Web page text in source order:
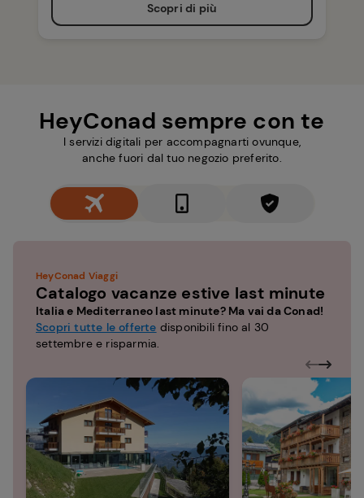
Scopri di più
HeyConad sempre con te
I servizi digitali per accompagnarti ovunque,
anche fuori dal tuo negozio preferito.
HeyConad Viaggi
Catalogo vacanze estive last minute
Italia e Mediterraneo last minute? Ma vai da Conad!
Scopri tutte le offerte disponibili fino al 30
settembre e risparmia.